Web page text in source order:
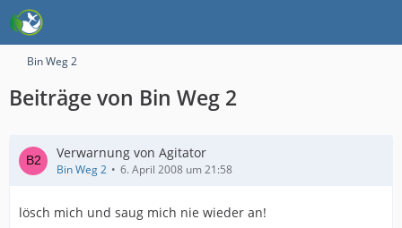
Bin Weg 2
Beiträge von Bin Weg 2
Verwarnung von Agitator
Bin Weg 2 6. April 2008 um 21:58
lösch mich und saug mich nie wieder an!